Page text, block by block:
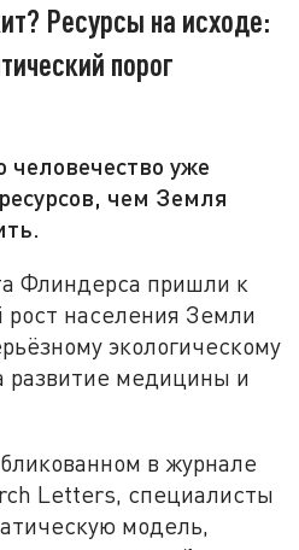
Ресурсы на исходе:
порог
уже
чем Земля
Флиндерса пришли к
населения Земли
экологическому
развитие медицины и
в журнале
Letters, специалисты
модель,